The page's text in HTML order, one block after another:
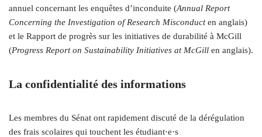
annuel concernant les enquêtes d’inconduite (Annual Report
Concerning the Investigation of Research Misconducten anglais)
et le Rapport de progrès sur les initiatives de durabilité à McGill
(Progress Report on Sustainability Initiatives at McGill en anglais).
La confidentialité des informations
Les membres du Sénat ont rapidement discuté de la dérégulation
des frais scolaires qui touchent les étudiant·e·s